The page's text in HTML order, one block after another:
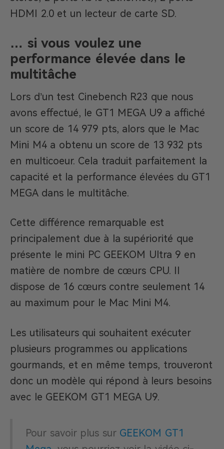
HDMI 2.0 et un lecteur de carte SD.
… si vous voulez une
performance élevée dans le
multitâche
Lors d’un test Cinebench R23 que nous
avons effectué, le GT1 MEGA U9 a affiché
un score de 14 979 pts, alors que le Mac
Mini M4 a obtenu un score de 13 932 pts
en multicoeur. Cela traduit parfaitement la
capacité et la performance élevées du GT1
MEGA dans le multitâche.
Cette différence remarquable est
principalement due à la supériorité que
présente le mini PC GEEKOM Ultra 9 en
matière de nombre de cœurs CPU. Il
dispose de 16 cœurs contre seulement 14
au maximum pour le Mac Mini M4.
Les utilisateurs qui souhaitent exécuter
plusieurs programmes ou applications
gourmands, et en même temps, trouveront
donc un modèle qui répond à leurs besoins
avec le GEEKOM GT1 MEGA U9.
Pour savoir plus sur GEEKOM GT1